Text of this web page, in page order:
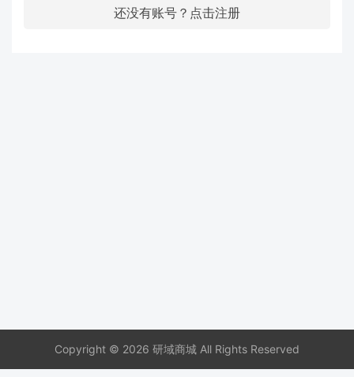
还没有账号？点击注册
Copyright © 2026 研域商城 All Rights Reserved